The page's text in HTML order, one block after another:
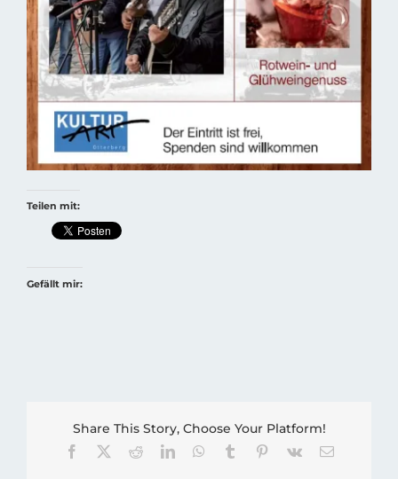
Teilen mit:
Gefällt mir:
Share This Story, Choose Your Platform!
Facebook RedditLinkedInWhatsApp
Tumblr Pinterest
Vk
E-